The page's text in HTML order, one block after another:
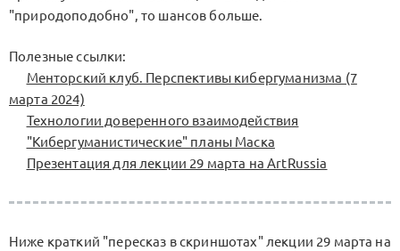
"природоподобно", то шансов больше.
Полезные ссылки:
Менторский клуб. Перспективы кибергуманизма (7
марта 2024)
Технологии доверенного взаимодействия
"Кибергуманистические" планы Маска
Презентация для лекции 29 марта на ArtRussia
Ниже краткий "пересказ в скриншотах" лекции 29 марта на